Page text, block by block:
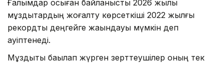
Ғалымдар осыған байланысты 2026 жылы
мұздықтардың жоғалту көрсеткіші 2022 жылғы
рекордтық деңгейге жақындауы мүмкін деп
қауіптенеді.
Мұздықты бақылап жүрген зерттеушілер оның тек